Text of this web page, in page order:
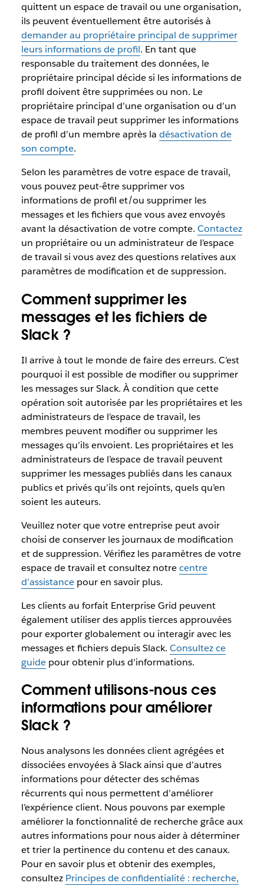
quittent un espace de travail ou une organisation,
ils peuvent éventuellement être autorisés à
demander au propriétaire principal de supprimer
leurs informations de profil. En tant que
responsable du traitement des données, le
propriétaire principal décide si les informations de
profil doivent être supprimées ou non. Le
propriétaire principal d’une organisation ou d’un
espace de travail peut supprimer les informations
de profil d’un membre après la désactivation de
son compte.
Selon les paramètres de votre espace de travail,
vous pouvez peut-être supprimer vos
informations de profil et/ou supprimer les
messages et les fichiers que vous avez envoyés
avant la désactivation de votre compte. Contactez
un propriétaire ou un administrateur de l’espace
de travail si vous avez des questions relatives aux
paramètres de modification et de suppression.
Comment supprimer les
messages et les fichiers de
Slack ?
Il arrive à tout le monde de faire des erreurs. C’est
pourquoi il est possible de modifier ou supprimer
les messages sur Slack. À condition que cette
opération soit autorisée par les propriétaires et les
administrateurs de l’espace de travail, les
membres peuvent modifier ou supprimer les
messages qu’ils envoient. Les propriétaires et les
administrateurs de l’espace de travail peuvent
supprimer les messages publiés dans les canaux
publics et privés qu’ils ont rejoints, quels qu’en
soient les auteurs.
Veuillez noter que votre entreprise peut avoir
choisi de conserver les journaux de modification
et de suppression. Vérifiez les paramètres de votre
espace de travail et consultez notrecentre
d’assistancepour en savoir plus.
Les clients au forfait Enterprise Grid peuvent
également utiliser des applis tierces approuvées
pour exporter globalement ou interagir avec les
messages et fichiers depuis Slack. Consultez ce
guidepour obtenir plus d’informations.
Comment utilisons-nous ces
informations pour améliorer
Slack ?
Nous analysons les données client agrégées et
dissociées envoyées à Slack ainsi que d’autres
informations pour détecter des schémas
récurrents qui nous permettent d’améliorer
l’expérience client. Nous pouvons par exemple
améliorer la fonctionnalité de recherche grâce aux
autres informations pour nous aider à déterminer
et trier la pertinence du contenu et des canaux.
Pour en savoir plus et obtenir des exemples,
consultez Principes de confidentialité : recherche,